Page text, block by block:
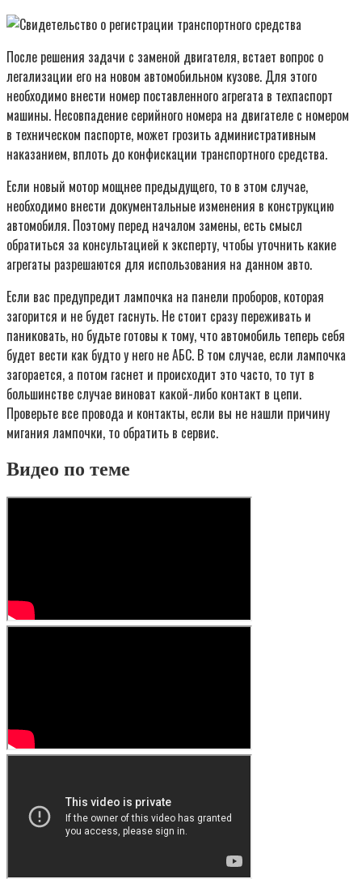
После решения задачи с заменой двигателя, встает вопрос о
легализации его на новом автомобильном кузове. Для этого
необходимо внести номер поставленного агрегата в техпаспорт
машины. Несовпадение серийного номера на двигателе с номером
в техническом паспорте, может грозить административным
наказанием, вплоть до конфискации транспортного средства.
Если новый мотор мощнее предыдущего, то в этом случае,
необходимо внести документальные изменения в конструкцию
автомобиля. Поэтому перед началом замены, есть смысл
обратиться за консультацией к эксперту, чтобы уточнить какие
агрегаты разрешаются для использования на данном авто.
Если вас предупредит лампочка на панели проборов, которая
загорится и не будет гаснуть. Не стоит сразу переживать и
паниковать, но будьте готовы к тому, что автомобиль теперь себя
будет вести как будто у него не АБС. В том случае, если лампочка
загорается, а потом гаснет и происходит это часто, то тут в
большинстве случае виноват какой-либо контакт в цепи.
Проверьте все провода и контакты, если вы не нашли причину
мигания лампочки, то обратить в сервис.
Видео по теме